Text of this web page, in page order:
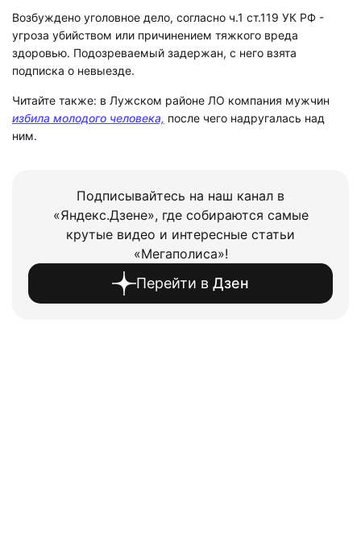
Возбуждено уголовное дело, согласно ч.1 ст.119 УК РФ -
угроза убийством или причинением тяжкого вреда
здоровью. Подозреваемый задержан, с него взята
подписка о невыезде.
Читайте также: в Лужском районе ЛО компания мужчин
избила молодого человека, после чего надругалась над
ним.
Подписывайтесь на наш канал в
«Яндекс.Дзене», где собираются самые
крутые видео и интересные статьи
«Мегаполиса»!
Перейти в Дзен